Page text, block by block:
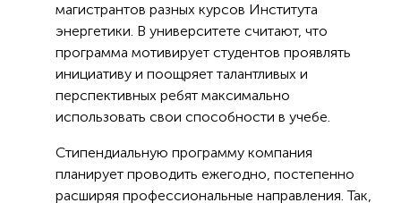
магистрантов разных курсов Института
энергетики. В университете считают, что
программа мотивирует студентов проявлять
инициативу и поощряет талантливых и
перспективных ребят максимально
использовать свои способности в учебе.
Стипендиальную программу компания
планирует проводить ежегодно, постепенно
расширяя профессиональные направления. Так,